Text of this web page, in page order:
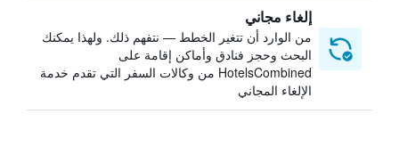
إلغاء مجاني
من الوارد أن تتغير الخطط — نتفهم ذلك. ولهذا يمكنك
البحث وحجز فنادق وأماكن إقامة على
HotelsCombined من وكالات السفر التي تقدم خدمة
الإلغاء المجاني